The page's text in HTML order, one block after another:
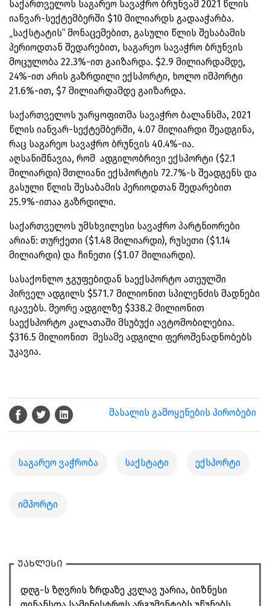
საქართველოს საგარეო სავაჭრო ბრუნვამ 2021 წლის
იანვარ-სექტემბერში $10 მილიარდს გადააჭარბა.
„საქსტატის“ მონაცემებით, გასული წლის შესაბამის
პერიოდთან შედარებით, საგარეო სავაჭრო ბრუნვის
მოცულობა 22.3%-ით გაიზარდა. $2.9 მილიარდამდე,
24%-ით არის გაზრდილი ექსპორტი, ხოლო იმპორტი
21.6%-ით, $7 მილიარდამდე გაიზარდა.
საქართველოს უარყოფითმა სავაჭრო ბალანსმა, 2021
წლის იანვარ-სექტემბერში, 4.07 მილიარდი შეადგინა,
რაც საგარეო სავაჭრო ბრუნვის 40.4%-ია.
აღსანიშნავია, რომ ადგილობრივი ექსპორტი ($2.1
მილიარდი) მთლიანი ექსპორტის 72.7%-ს შეადგენს და
გასული წლის შესაბამის პერიოდთან შედარებით
25.9%-ითაა გაზრდილი.
საქართველოს უმსხვილესი სავაჭრო პარტნიორები
არიან: თურქეთი ($1.48 მილიარდი), რუსეთი ($1.14
მილიარდი) და ჩინეთი ($1.07 მილიარდი).
სასაქონლო ჯგუფებიდან საექსპორტო ათეულში
პირველ ადგილს $571.7 მილიონით სპილენძის მადნები
იკავებს. მეორე ადგილზე $338.2 მილიონით
საექსპორტო კალათაში მსუბუქი ავტომობილებია.
$316.5 მილიონით მესამე ადგილი ფეროშენადნობებს
უკავია.
მასალის გამოყენების პირობები
საგარეო ვაჭრობა საქსტატი ექსპორტი
იმპორტი
უახლესი
დღგ-ს ზღვრის ზრდაზე კვლავ უარია, ბიზნესი